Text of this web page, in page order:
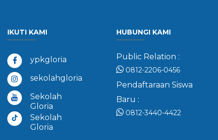
IKUTI KAMI
ypkgloria
sekolahgloria
Sekolah
Gloria
Sekolah
Gloria
HUBUNGI KAMI
Public Relation :
0812-2206-0456
Pendaftaraan Siswa
Baru :
0812-3440-4422